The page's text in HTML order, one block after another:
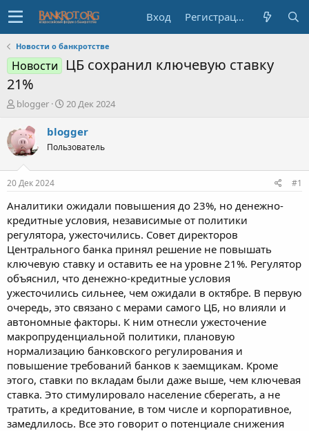
Вход Регистрация
Новости о банкротстве
Новости
ЦБ сохранил ключевую ставку
21%
А
т
о
р
м
ы
blogger
Д
т
а
н
л
20 Дек 2024
blogger
Пользователь
20 Дек 2024 #1
Аналитики ожидали повышения до 23%, но денежно-
кредитные условия, независимые от политики
регулятора, ужесточились. Совет директоров
Центрального банка принял решение не повышать
ключевую ставку и оставить ее на уровне 21%. Регулятор
объяснил, что денежно-кредитные условия
ужесточились сильнее, чем ожидали в октябре. В первую
очередь, это связано с мерами самого ЦБ, но влияли и
автономные факторы. К ним отнесли ужесточение
макропруденциальной политики, плановую
нормализацию банковского регулирования и
повышение требований банков к заемщикам. Кроме
этого, ставки по вкладам были даже выше, чем ключевая
ставка. Это стимулировало население сберегать, а не
тратить, а кредитование, в том числе и корпоративное,
замедлилось. Все это говорит о потенциале снижения